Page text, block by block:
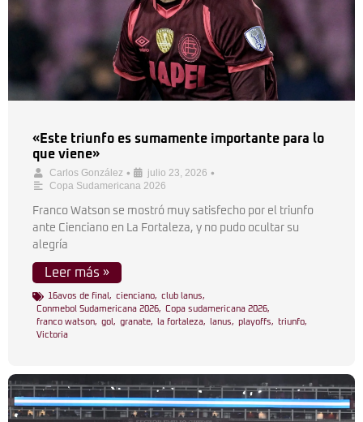
«Este triunfo es sumamente importante para lo
que viene»
Carlos González • julio 23, 2026 •
Copa Sudamericana 2026
Franco Watson se mostró muy satisfecho por el triunfo
ante Cienciano en La Fortaleza, y no pudo ocultar su
alegría
Leer más »
16avos de final , cienciano, club lanus,
Conmebol Sudamericana 2026, Copa sudamericana 2026,
franco watson, gol , granate, la fortaleza, lanus, playoffs, triunfo,
Victoria